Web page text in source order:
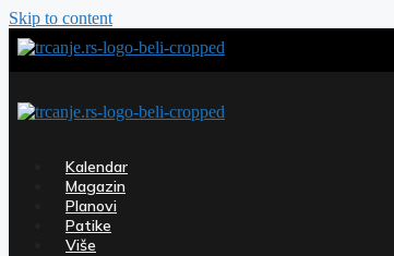
Skip to content
Kalendar
Magazin
Planovi
Patike
Više